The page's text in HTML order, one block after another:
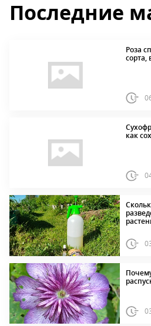
Последние
Роза
как